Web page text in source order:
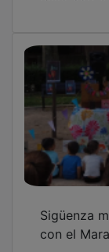
PUBLICIDAD